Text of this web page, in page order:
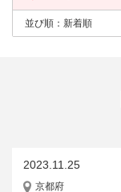
並び順： 新着順
2023.11.25
京都府